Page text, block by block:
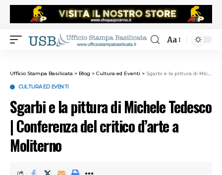
Aa
Ufficio Stampa Basilicata > Blog > Cultura ed Eventi > Sgarbi e la pittura di Michele Tedesco | Conferenza del critico d’arte a Moliterno
CULTURA ED EVENTI
Sgarbi e la pittura di Michele Tedesco
| Conferenza del critico d’arte a
Moliterno